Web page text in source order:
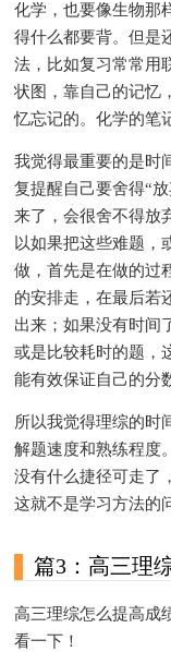
化学，也要像生物那
得什么都要背。但是
法，比如复习常常用
状图，靠自己的记忆
忆忘记的。化学的笔
我觉得最重要的是时
复提醒自己要舍得“
来了，会很舍不得放
以如果把这些难题，
做，首先是在做的过
的安排走，在最后若
出来；如果没有时间
或是比较耗时的题，
能有效保证自己的分
所以我觉得理综的时
解题速度和熟练程度
没有什么捷径可走了
这就不是学习方法的
篇3：高三理
高三理综怎么提高成
看一下！